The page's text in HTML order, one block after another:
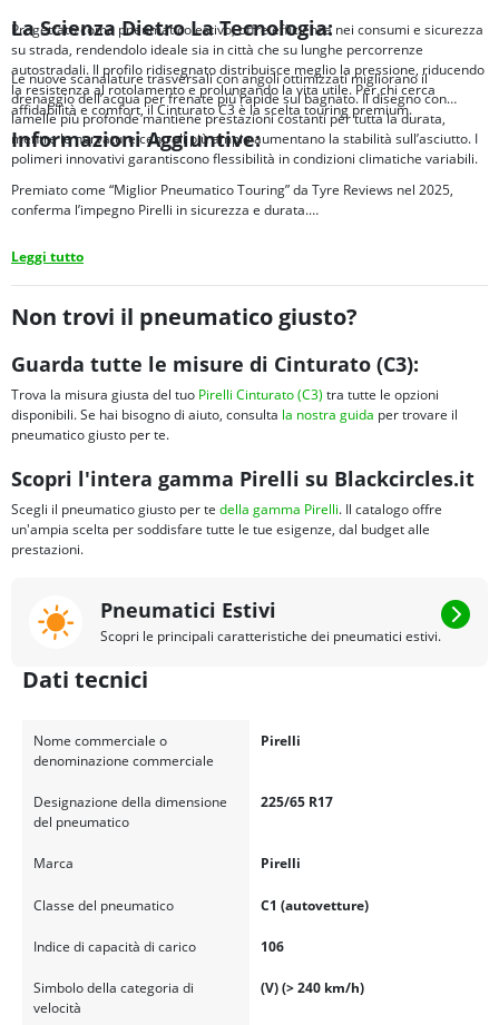
Progettato come pneumatico estivo, offre efficienza nei consumi e sicurezza
su strada, rendendolo ideale sia in città che su lunghe percorrenze
autostradali. Il profilo ridisegnato distribuisce meglio la pressione, riducendo
la resistenza al rotolamento e prolungando la vita utile. Per chi cerca
affidabilità e comfort, il Cinturato C3 è la scelta touring premium.
La Scienza Dietro La Tecnologia:
Le nuove scanalature trasversali con angoli ottimizzati migliorano il
drenaggio dell’acqua per frenate più rapide sul bagnato. Il disegno con
lamelle più profonde mantiene prestazioni costanti per tutta la durata,
mentre le nervature centrali più ampie aumentano la stabilità sull’asciutto. I
polimeri innovativi garantiscono flessibilità in condizioni climatiche variabili.
Informazioni Aggiuntive:
Premiato come “Miglior Pneumatico Touring” da Tyre Reviews nel 2025,
conferma l’impegno Pirelli in sicurezza e durata.
Leggi tutto
Non trovi il pneumatico giusto?
Guarda tutte le misure di Cinturato (C3):
Trova la misura giusta del tuo Pirelli Cinturato (C3) tra tutte le opzioni
disponibili. Se hai bisogno di aiuto, consulta la nostra guida per trovare il
pneumatico giusto per te.
Scopri l'intera gamma Pirelli su Blackcircles.it
Scegli il pneumatico giusto per te della gamma Pirelli. Il catalogo offre
un'ampia scelta per soddisfare tutte le tue esigenze, dal budget alle
prestazioni.
Pneumatici Estivi
Scopri le principali caratteristiche dei pneumatici estivi.
Dati tecnici
Nome commerciale o
denominazione commerciale
Pirelli
Designazione della dimensione
del pneumatico
225/65 R17
Marca Pirelli
Classe del pneumatico C1 (autovetture)
Indice di capacità di carico 106
Simbolo della categoria di
velocità
(V) (> 240 km/h)